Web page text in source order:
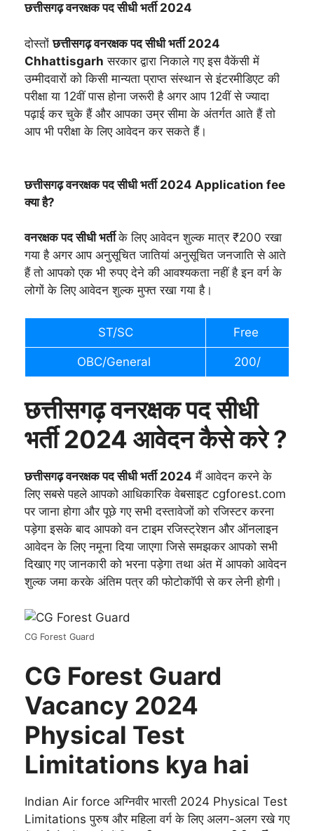
छत्तीसगढ़ वनरक्षक पद सीधी भर्ती 2024
दोस्तोंछत्तीसगढ़ वनरक्षक पद सीधी भर्ती 2024
Chhattisgarh सरकार द्वारा निकाले गए इस वैकेंसी में
उम्मीदवारों को किसी मान्यता प्राप्त संस्थान से इंटरमीडिएट की
परीक्षा या 12वीं पास होना जरूरी है अगर आप 12वीं से ज्यादा
पढ़ाई कर चुके हैं और आपका उम्र सीमा के अंतर्गत आते हैं तो
आप भी परीक्षा के लिए आवेदन कर सकते हैं।
छत्तीसगढ़ वनरक्षक पद सीधी भर्ती 2024 Application fee
क्या है?
वनरक्षक पद सीधी भर्तीके लिए आवेदन शुल्क मात्र ₹200 रखा
गया है अगर आप अनुसूचित जातियां अनुसूचित जनजाति से आते
हैं तो आपको एक भी रुपए देने की आवश्यकता नहीं है इन वर्ग के
लोगों के लिए आवेदन शुल्क मुफ्त रखा गया है।
ST/SC Free
OBC/General 200/
छत्तीसगढ़ वनरक्षक पद सीधी
भर्ती 2024 आवेदन कैसे करे ?
छत्तीसगढ़ वनरक्षक पद सीधी भर्ती 2024 मैं आवेदन करने के
लिए सबसे पहले आपको आधिकारिक वेबसाइट cgforest.com
पर जाना होगा और पूछे गए सभी दस्तावेजों को रजिस्टर करना
पड़ेगा इसके बाद आपको वन टाइम रजिस्ट्रेशन और ऑनलाइन
आवेदन के लिए नमूना दिया जाएगा जिसे समझकर आपको सभी
दिखाए गए जानकारी को भरना पड़ेगा तथा अंत में आपको आवेदन
शुल्क जमा करके अंतिम पत्र की फोटोकॉपी से कर लेनी होगी।
CG Forest Guard
CG Forest Guard
Vacancy 2024
Physical Test
Limitations kya hai
Indian Air force अग्निवीर भारती 2024 Physical Test
Limitations पुरुष और महिला वर्ग के लिए अलग-अलग रखे गए